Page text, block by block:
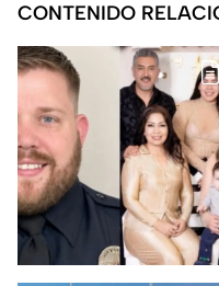
CONTENIDO